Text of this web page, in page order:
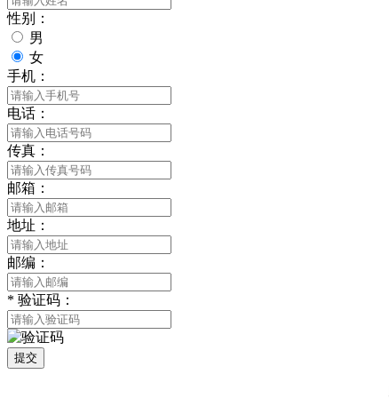
性别：
男
女
手机：
电话：
传真：
邮箱：
地址：
邮编：
* 验证码：
提交